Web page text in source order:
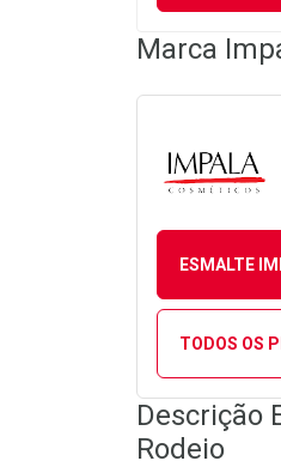
Marca
ESMALTE
TODOS OS
Descrição
Rodeio